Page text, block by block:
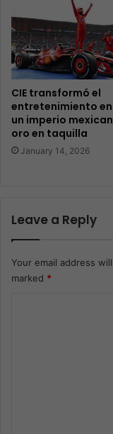
CIE transformó el
entretenimiento en
un imperio
oro en taquilla
January 14, 2026
Leave a Reply
Your email address
marked *